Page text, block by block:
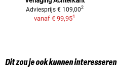
Adviesprijs € 109,002
vanaf € 99,951
Dit zou je ook kunnen interesseren